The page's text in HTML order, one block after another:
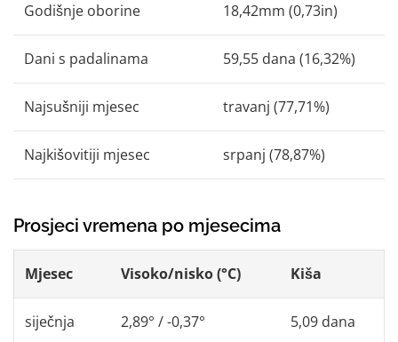
Godišnje oborine 18,42mm (0,73in)
Dani s padalinama 59,55 dana (16,32%)
Najsušniji mjesec travanj (77,71%)
Najkišovitiji mjesec srpanj (78,87%)
Prosjeci vremena po mjesecima
Mjesec Visoko/nisko (°C) Kiša
siječnja 2,89° / -0,37° 5,09 dana